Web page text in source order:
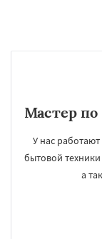
Мастер
У нас
бытовой
а